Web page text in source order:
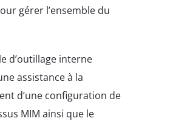
gérer l’ensemble du
d’outillage interne
assistance à la
d’une configuration de
MIM ainsi que le